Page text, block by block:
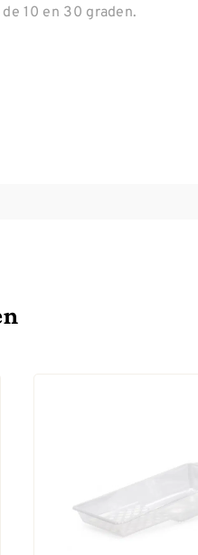
10 en 30 graden.